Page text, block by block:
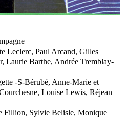
Leclerc, Paul Arcand, Gilles
Laurie Barthe, Andrée Tremblay-
-S-Bérubé, Anne-Marie et
Louise Lewis, Réjean
Fillion, Sylvie Belisle, Monique